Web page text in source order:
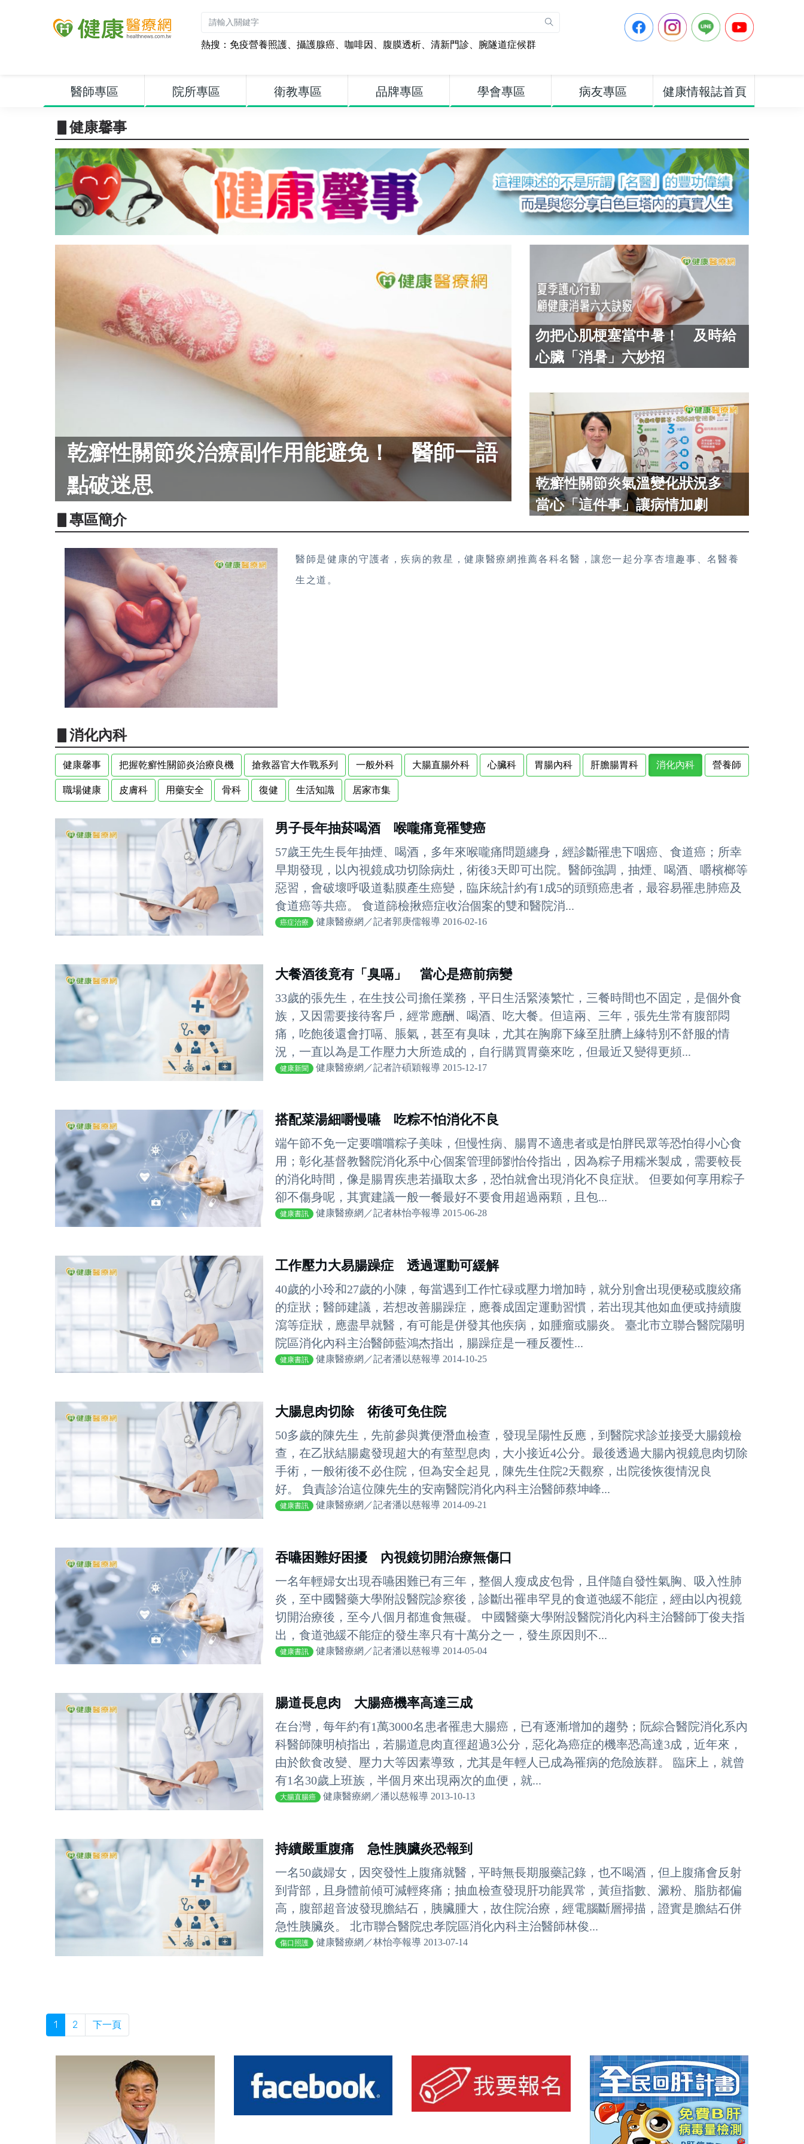
熱搜： 免疫營養照護、 攝護腺癌、 咖啡因、 腹膜透析、 清新門診、 腕隧道症候群
醫師專區 院所專區 衛教專區 品牌專區 學會專區 病友專區 健康情報誌首頁
▋健康馨事
乾癬性關節炎治療副作用能避免！ 醫師一語
點破迷思
勿把心肌梗塞當中暑！ 及時給
心臟「消暑」六妙招
乾癬性關節炎氣溫變化狀況多
當心「這件事」讓病情加劇
▋專區簡介
醫師是健康的守護者，疾病的救星，健康醫療網推薦各科名醫，讓您一起分享杏壇趣事、名醫養
生之道。
▋消化內科
健康馨事 把握乾癬性關節炎治療良機 搶救器官大作戰系列 一般外科 大腸直腸外科 心臟科 胃腸內科 肝膽腸胃科 消化內科 營養師
職場健康 皮膚科 用藥安全 骨科 復健 生活知識 居家市集
男子長年抽菸喝酒 喉嚨痛竟罹雙癌
57歲王先生長年抽煙、喝酒，多年來喉嚨痛問題纏身，經診斷罹患下咽癌、食道癌；所幸
早期發現，以內視鏡成功切除病灶，術後3天即可出院。醫師強調，抽煙、喝酒、嚼檳榔等
惡習，會破壞呼吸道黏膜產生癌變，臨床統計約有1成5的頭頸癌患者，最容易罹患肺癌及
食道癌等共癌。 食道篩檢揪癌症收治個案的雙和醫院消...
癌症治療 健康醫療網／記者郭庚儒報導 2016-02-16
大餐酒後竟有「臭嗝」 當心是癌前病變
33歲的張先生，在生技公司擔任業務，平日生活緊湊繁忙，三餐時間也不固定，是個外食
族，又因需要接待客戶，經常應酬、喝酒、吃大餐。但這兩、三年，張先生常有腹部悶
痛，吃飽後還會打嗝、脹氣，甚至有臭味，尤其在胸廓下緣至肚臍上緣特別不舒服的情
況，一直以為是工作壓力大所造成的，自行購買胃藥來吃，但最近又變得更頻...
健康新聞 健康醫療網／記者許碩穎報導 2015-12-17
搭配菜湯細嚼慢嚥 吃粽不怕消化不良
端午節不免一定要嚐嚐粽子美味，但慢性病、腸胃不適患者或是怕胖民眾等恐怕得小心食
用；彰化基督教醫院消化系中心個案管理師劉怡伶指出，因為粽子用糯米製成，需要較長
的消化時間，像是腸胃疾患若攝取太多，恐怕就會出現消化不良症狀。 但要如何享用粽子
卻不傷身呢，其實建議一般一餐最好不要食用超過兩顆，且包...
健康書訊 健康醫療網／記者林怡亭報導 2015-06-28
工作壓力大易腸躁症 透過運動可緩解
40歲的小玲和27歲的小陳，每當遇到工作忙碌或壓力增加時，就分別會出現便秘或腹絞痛
的症狀；醫師建議，若想改善腸躁症，應養成固定運動習慣，若出現其他如血便或持續腹
瀉等症狀，應盡早就醫，有可能是併發其他疾病，如腫瘤或腸炎。 臺北市立聯合醫院陽明
院區消化內科主治醫師藍鴻杰指出，腸躁症是一種反覆性...
健康書訊 健康醫療網／記者潘以慈報導 2014-10-25
大腸息肉切除 術後可免住院
50多歲的陳先生，先前參與糞便潛血檢查，發現呈陽性反應，到醫院求診並接受大腸鏡檢
查，在乙狀結腸處發現超大的有莖型息肉，大小接近4公分。最後透過大腸內視鏡息肉切除
手術，一般術後不必住院，但為安全起見，陳先生住院2天觀察，出院後恢復情況良
好。 負責診治這位陳先生的安南醫院消化內科主治醫師蔡坤峰...
健康書訊 健康醫療網／記者潘以慈報導 2014-09-21
吞嚥困難好困擾 內視鏡切開治療無傷口
一名年輕婦女出現吞嚥困難已有三年，整個人瘦成皮包骨，且伴隨自發性氣胸、吸入性肺
炎，至中國醫藥大學附設醫院診察後，診斷出罹串罕見的食道弛緩不能症，經由以內視鏡
切開治療後，至今八個月都進食無礙。 中國醫藥大學附設醫院消化內科主治醫師丁俊夫指
出，食道弛緩不能症的發生率只有十萬分之一，發生原因則不...
健康書訊 健康醫療網／記者潘以慈報導 2014-05-04
腸道長息肉 大腸癌機率高達三成
在台灣，每年約有1萬3000名患者罹患大腸癌，已有逐漸增加的趨勢；阮綜合醫院消化系內
科醫師陳明楨指出，若腸道息肉直徑超過3公分，惡化為癌症的機率恐高達3成，近年來，
由於飲食改變、壓力大等因素導致，尤其是年輕人已成為罹病的危險族群。 臨床上，就曾
有1名30歲上班族，半個月來出現兩次的血便，就...
大腸直腸癌 健康醫療網／潘以慈報導 2013-10-13
持續嚴重腹痛 急性胰臟炎恐報到
一名50歲婦女，因突發性上腹痛就醫，平時無長期服藥記錄，也不喝酒，但上腹痛會反射
到背部，且身體前傾可減輕疼痛；抽血檢查發現肝功能異常，黃疸指數、澱粉、脂肪都偏
高，腹部超音波發現膽結石，胰臟腫大，故住院治療，經電腦斷層掃描，證實是膽結石併
急性胰臟炎。 北市聯合醫院忠孝院區消化內科主治醫師林俊...
傷口照護 健康醫療網／林怡亭報導 2013-07-14
1 2 下一頁